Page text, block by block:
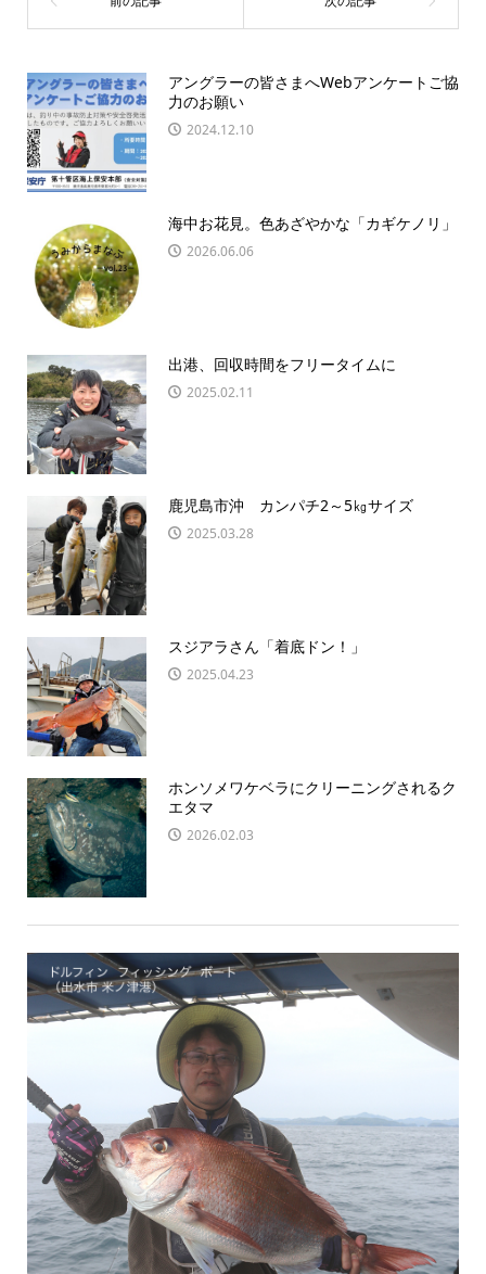
アングラーの皆さまへWebアンケートご協
力のお願い
2024.12.10
海中お花見。色あざやかな「カギケノリ」
2026.06.06
出港、回収時間をフリータイムに
2025.02.11
鹿児島市沖 カンパチ2～5㎏サイズ
2025.03.28
スジアラさん「着底ドン！」
2025.04.23
ホンソメワケベラにクリーニングされるク
エタマ
2026.02.03